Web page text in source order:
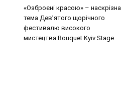
«Озброєні красою» – наскрізна
тема Дев’ятого щорічного
фестивалю високого
мистецтва Bouquet Kyiv Stage